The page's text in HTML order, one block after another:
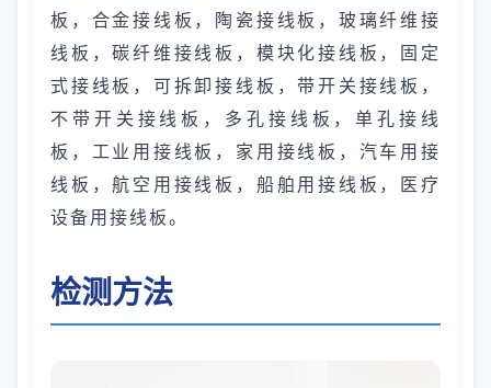
板，合金接线板，陶瓷接线板，玻璃纤维接
线板，碳纤维接线板，模块化接线板，固定
式接线板，可拆卸接线板，带开关接线板，
不带开关接线板，多孔接线板，单孔接线
板，工业用接线板，家用接线板，汽车用接
线板，航空用接线板，船舶用接线板，医疗
设备用接线板。
检测方法